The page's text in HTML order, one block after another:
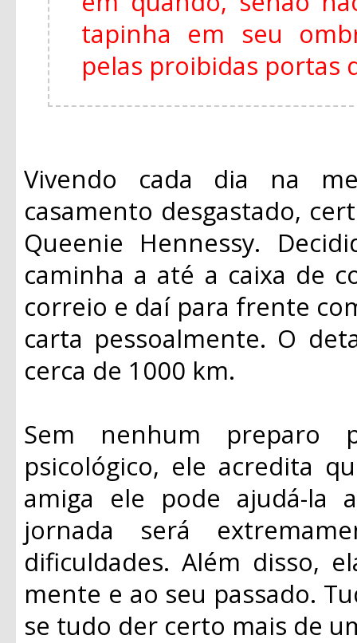
tapinha em seu
pelas proibidas portas
Vivendo cada dia na
casamento desgastado,
Queenie Hennessy.
caminha a até a caixa de
correio e daí para frente
carta pessoalmente. O
cerca de 1000 km.
Sem nenhum
psicológico, ele acredita
amiga ele pode ajudá-la
jornada será
dificuldades. Além disso,
mente e ao seu passado.
se tudo der certo mais de